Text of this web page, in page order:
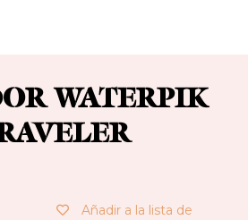
WATERPIK
Añadir a la lista de